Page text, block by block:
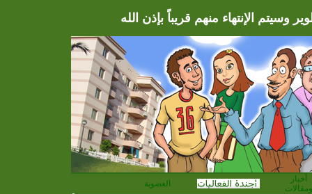
وسيتم الإنتهاء منهم قريباً بإذن الله
أخبار
ومقالات
العضوية